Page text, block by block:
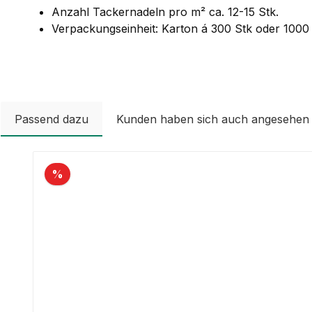
Anzahl Tackernadeln pro m² ca. 12-15 Stk.
Verpackungseinheit: Karton á 300 Stk oder 1000
Passend dazu Kunden haben sich auch angesehen
%